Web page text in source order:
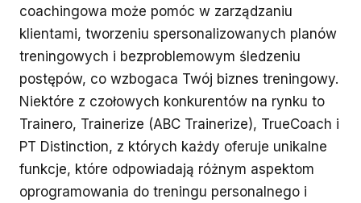
coachingowa może pomóc w zarządzaniu
klientami, tworzeniu spersonalizowanych planów
treningowych i bezproblemowym śledzeniu
postępów, co wzbogaca Twój biznes treningowy.
Niektóre z czołowych konkurentów na rynku to
Trainero, Trainerize (ABC Trainerize), TrueCoach i
PT Distinction, z których każdy oferuje unikalne
funkcje, które odpowiadają różnym aspektom
oprogramowania do treningu personalnego i